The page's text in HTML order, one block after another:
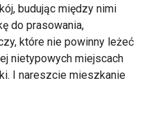
budując między nimi
do prasowania,
które nie powinny leżeć
nietypowych miejscach
I nareszcie mieszkanie